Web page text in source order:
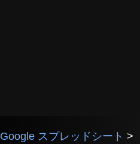
Google スプレッドシート >